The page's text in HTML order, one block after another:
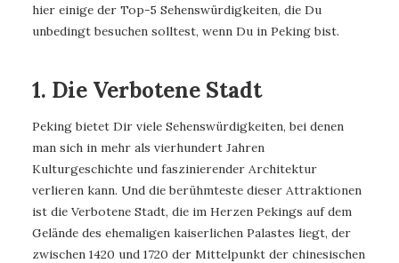
hier einige der Top-5 Sehenswürdigkeiten, die Du
unbedingt besuchen solltest, wenn Du in Peking bist.
1. Die Verbotene Stadt
Peking bietet Dir viele Sehenswürdigkeiten, bei denen
man sich in mehr als vierhundert Jahren
Kulturgeschichte und faszinierender Architektur
verlieren kann. Und die berühmteste dieser Attraktionen
ist die Verbotene Stadt, die im Herzen Pekings auf dem
Gelände des ehemaligen kaiserlichen Palastes liegt, der
zwischen 1420 und 1720 der Mittelpunkt der chinesischen